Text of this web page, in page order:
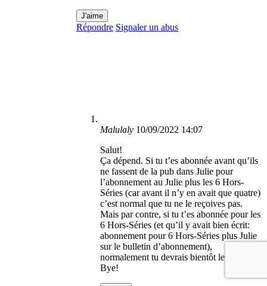
J'aime
Répondre Signaler un abus
Malulaly 10/09/2022 14:07
Salut!
Ça dépend. Si tu t’es abonnée avant qu’ils
ne fassent de la pub dans Julie pour
l’abonnement au Julie plus les 6 Hors-
Séries (car avant il n’y en avait que quatre)
c’est normal que tu ne le reçoives pas.
Mais par contre, si tu t’es abonnée pour les
6 Hors-Séries (et qu’il y avait bien écrit:
abonnement pour 6 Hors-Séries plus Julie
sur le bulletin d’abonnement),
normalement tu devrais bientôt le recevoir.
Bye!